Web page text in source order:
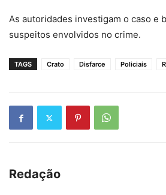
As autoridades investigam o caso e
suspeitos envolvidos no crime.
TAGS Crato Disfarce Policiais
Redação